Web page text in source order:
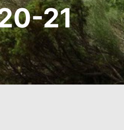
21